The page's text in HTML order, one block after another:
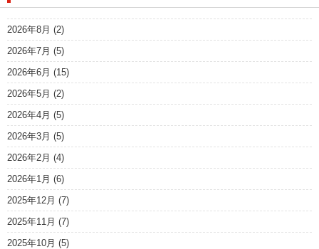
2026年8月 (2)
2026年7月 (5)
2026年6月 (15)
2026年5月 (2)
2026年4月 (5)
2026年3月 (5)
2026年2月 (4)
2026年1月 (6)
2025年12月 (7)
2025年11月 (7)
2025年10月 (5)